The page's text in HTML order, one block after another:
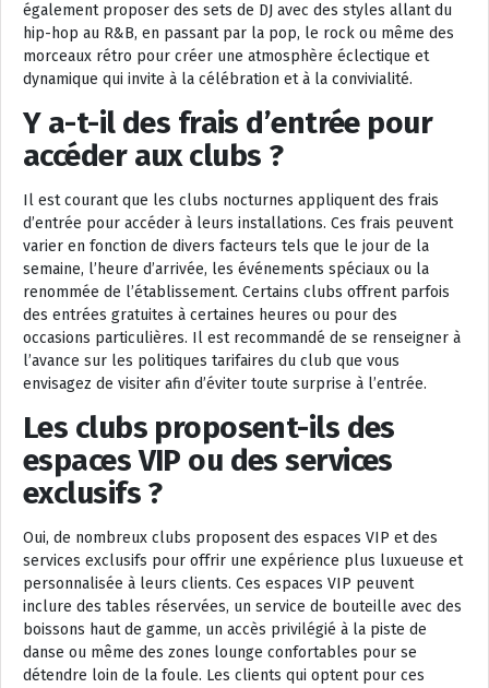
également proposer des sets de DJ avec des styles allant du
hip-hop au R&B, en passant par la pop, le rock ou même des
morceaux rétro pour créer une atmosphère éclectique et
dynamique qui invite à la célébration et à la convivialité.
Y a-t-il des frais d’entrée pour
accéder aux clubs ?
Il est courant que les clubs nocturnes appliquent des frais
d’entrée pour accéder à leurs installations. Ces frais peuvent
varier en fonction de divers facteurs tels que le jour de la
semaine, l’heure d’arrivée, les événements spéciaux ou la
renommée de l’établissement. Certains clubs offrent parfois
des entrées gratuites à certaines heures ou pour des
occasions particulières. Il est recommandé de se renseigner à
l’avance sur les politiques tarifaires du club que vous
envisagez de visiter afin d’éviter toute surprise à l’entrée.
Les clubs proposent-ils des
espaces VIP ou des services
exclusifs ?
Oui, de nombreux clubs proposent des espaces VIP et des
services exclusifs pour offrir une expérience plus luxueuse et
personnalisée à leurs clients. Ces espaces VIP peuvent
inclure des tables réservées, un service de bouteille avec des
boissons haut de gamme, un accès privilégié à la piste de
danse ou même des zones lounge confortables pour se
détendre loin de la foule. Les clients qui optent pour ces